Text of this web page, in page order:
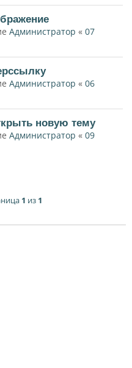
Администратор « 07
Администратор « 06
новую тему
Администратор « 09
1 из 1